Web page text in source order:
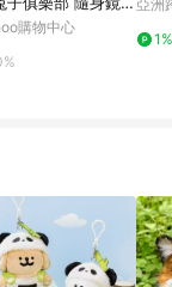
圈 吊飾 掛飾-日本
購物中心
亞洲
1%